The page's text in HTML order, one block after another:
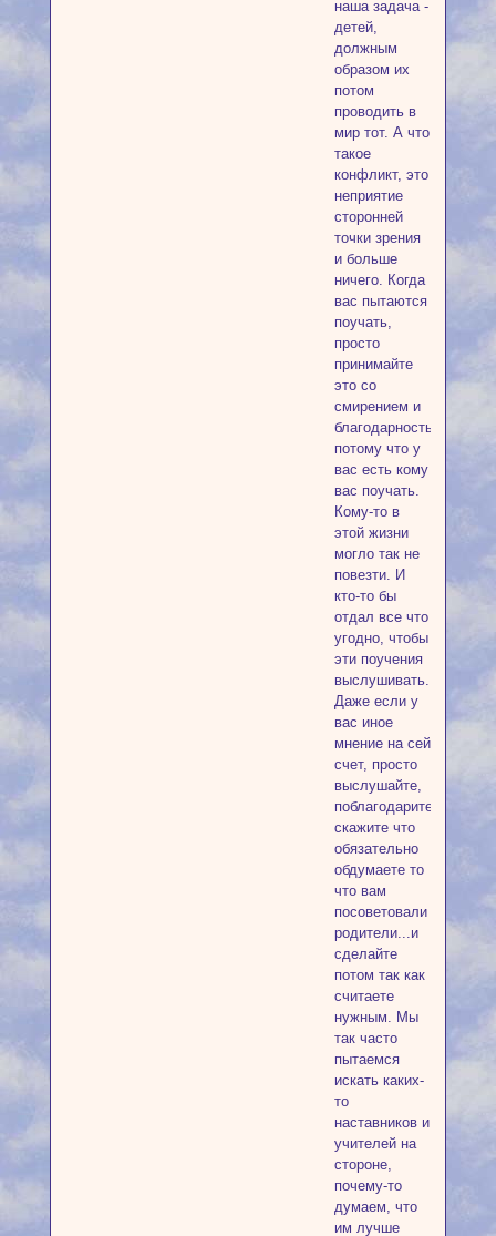
наша задача -
детей,
должным
образом их
потом
проводить в
мир тот. А что
такое
конфликт, это
неприятие
сторонней
точки зрения
и больше
ничего. Когда
вас пытаются
поучать,
просто
принимайте
это со
смирением и
благодарностью,
потому что у
вас есть кому
вас поучать.
Кому-то в
этой жизни
могло так не
повезти. И
кто-то бы
отдал все что
угодно, чтобы
эти поучения
выслушивать.
Даже если у
вас иное
мнение на сей
счет, просто
выслушайте,
поблагодарите,
скажите что
обязательно
обдумаете то
что вам
посоветовали
родители...и
сделайте
потом так как
считаете
нужным. Мы
так часто
пытаемся
искать каких-
то
наставников и
учителей на
стороне,
почему-то
думаем, что
им лучше